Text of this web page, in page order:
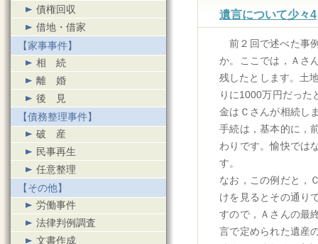
遺言について少々4
前２回で述べた事
か。ここでは，Ａさ
残したとします。土
りに1000万円だった
金はＣさんが相続し
手続は，基本的に，
わりです。愉快では
す。
なお，この例だと，
けを見るとその通り
すので，Ａさんの最
言で定められた遺産
債権回収
借地・借家
【家事事件】
相続
離婚
後見
【債務整理事件】
破産
民事再生
任意整理
【その他】
労働事件
法律判例調査
文書作成